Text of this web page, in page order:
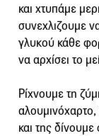
και χτυπάμε
συνεχλιζουμε
γλυκού κάθε
να αρχίσει το
Ρίχνουμε τη
και της